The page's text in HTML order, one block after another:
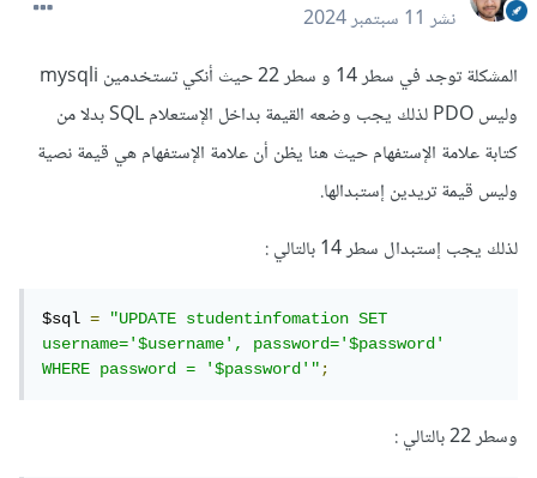
نشر11 سبتمبر 2024
المشكلة توجد في سطر 14 و سطر 22 حيث أنكي تستخدمين mysqli
وليس PDO لذلك يجب وضعه القيمة بداخل الإستعلام SQL بدلا من
كتابة علامة الإستفهام حيث هنا يظن أن علامة الإستفهام هي قيمة نصية
وليس قيمة تريدين إستبدالها.
لذلك يجب إستبدال سطر 14 بالتالي
$sql =
"UPDATE studentinfomation SET
username='$username', password='$password'
WHERE password = '$password'";
وسطر 22 بالتالي